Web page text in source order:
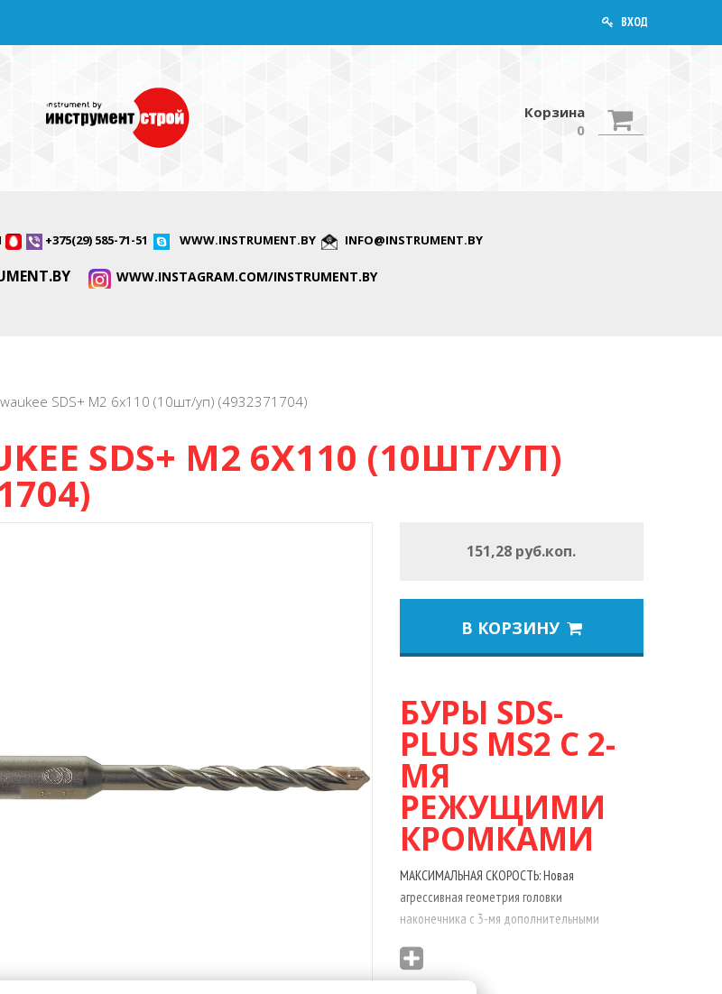
ВХОД
Корзина
0
+375(29) 585-71-51 WWW.INSTRUMENT.BY INFO@INSTRUMENT.BY
WWW.INSTAGRAM.COM/INSTRUMENT.BY
SDS+ M2 6x110 (10шт/уп) (4932371704)
SDS+ M2 6X110 (10ШТ/УП)
151,28 руб.коп.
В КОРЗИНУ
БУРЫ SDS-
PLUS MS2 С 2-
МЯ
РЕЖУЩИМИ
КРОМКАМИ
МАКСИМАЛЬНАЯ СКОРОСТЬ: Новая
агрессивная геометрия головки
наконечника с 3-мя дополнительными
позволяет быстрее сверлить отверстия в
бетоне, а коническая конструкция шнека